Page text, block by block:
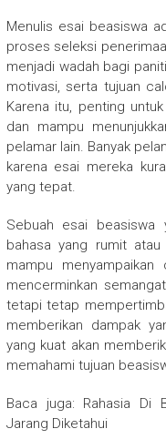
Menulis esai beasiswa
proses seleksi
menjadi wadah bagi
motivasi, serta tujuan
Karena itu, penting
dan mampu
pelamar lain. Banyak
karena esai mereka
yang tepat.
Sebuah esai beasiswa
bahasa yang rumit
mampu
mencerminkan
tetapi tetap
memberikan dampak
yang kuat akan
memahami tujuan
Baca juga: Rahasia Di
Jarang Diketahui